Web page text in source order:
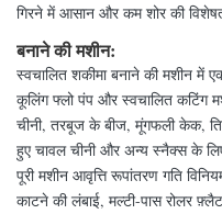
गिरने में आसान और कम शोर की
बनाने की मशीन:
स्वचालित शकीमा बनाने की मशीन में
कूलिंग फ्लो पंप और स्वचालित कटिंग
चीनी, तरबूज के बीज, मूंगफली केक,
हुए चावल चीनी और अन्य स्नैक्स के
पूरी मशीन आवृत्ति रूपांतरण गति
काटने की लंबाई, मल्टी-पास रोलर